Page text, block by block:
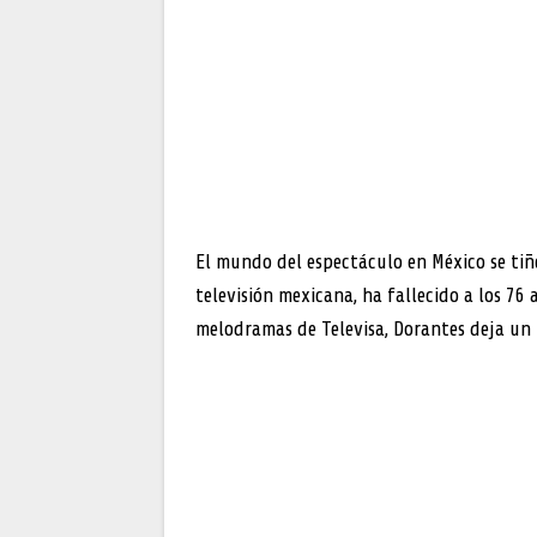
El mundo del espectáculo en México se
televisión mexicana, ha fallecido a los 76
melodramas de Televisa, Dorantes deja